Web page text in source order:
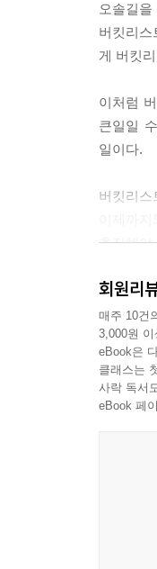
오솔길
버킷리
게 버킷
이처럼
큰일일
일이다.
버킷리
추진해야
감탄사
버킷리스
꼭 이루
2008년
2학년
36세 루
회원리
매주 10건
3,000원
eBook은
클래스는
사락 독서
eBook 페